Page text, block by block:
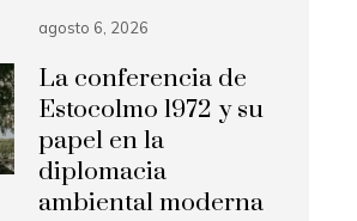
agosto 6, 2026
La conferencia de
Estocolmo 1972 y su
papel en la
diplomacia
ambiental moderna